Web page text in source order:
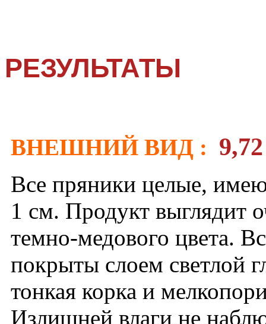
РЕЗУЛЬТАТЫ
ВНЕШНИЙ ВИД : 9,72
Все пряники целые,
1 см. Продукт выглядит
темно-медового цвета.
покрыты слоем светлой
тонкая корка и
Излишней влаги не